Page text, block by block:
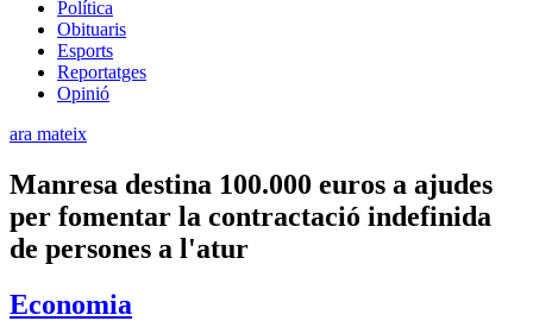
Política
Obituaris
Esports
Reportatges
Opinió
ara mateix
Manresa destina 100.000 euros a ajudes
per fomentar la contractació indefinida
de persones a l'atur
Economia